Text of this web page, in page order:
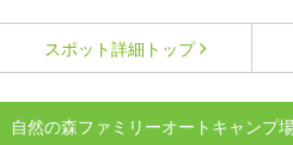
スポット詳細 トップ
自然の森ファミリーオートキャンプ